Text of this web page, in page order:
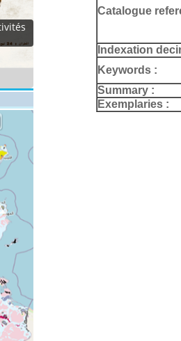
Catalogue
Indexation
Keywords :
Summary :
Exemplaries :